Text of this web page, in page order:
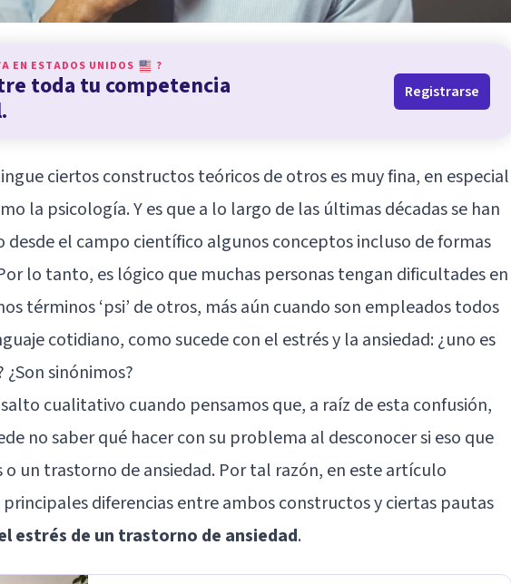
EN ESTADOS UNIDOS ?
toda tu competencia
Registrarse
ciertos constructos teóricos de otros es muy fina, en especial
la psicología. Y es que a lo largo de las últimas décadas se han
el campo científico algunos conceptos incluso de formas
lo tanto, es lógico que muchas personas tengan dificultades en
términos ‘psi’ de otros, más aún cuando son empleados todos
cotidiano, como sucede con el estrésy la ansiedad: ¿uno es
sinónimos?
cualitativo cuando pensamos que, a raíz de esta confusión,
no saber qué hacer con su problema al desconocer si eso que
o un trastorno de ansiedad. Por tal razón, en este artículo
diferencias entre ambos constructos y ciertas pautas
estrés de un trastorno de ansiedad.